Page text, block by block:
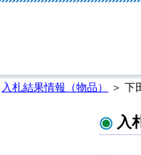
入札結果情報（物品） ＞ 下
入